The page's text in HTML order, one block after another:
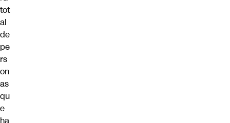
tot
al
de
pe
rs
on
as
qu
e
ha